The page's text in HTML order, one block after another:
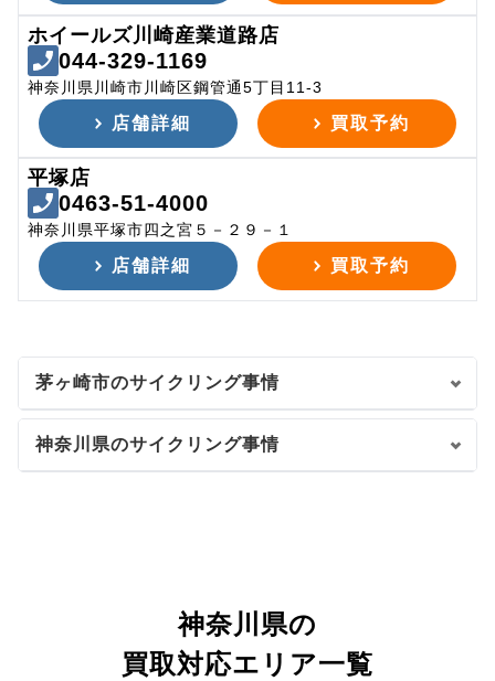
ホイールズ川崎産業道路店
044-329-1169
神奈川県川崎市川崎区鋼管通5丁目11-3
店舗詳細 買取予約
平塚店
0463-51-4000
神奈川県平塚市四之宮５－２９－１
店舗詳細 買取予約
茅ヶ崎市のサイクリング事情
神奈川県のサイクリング事情
神奈川県の
買取対応エリア一覧